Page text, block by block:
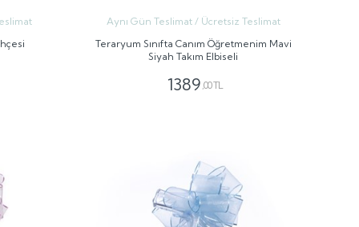
Aynı Gün Teslimat / Ücretsiz Teslimat
Teraryum Sınıfta Canım Öğretmenim Mavi
Siyah Takım Elbiseli
1389 ,00 TL